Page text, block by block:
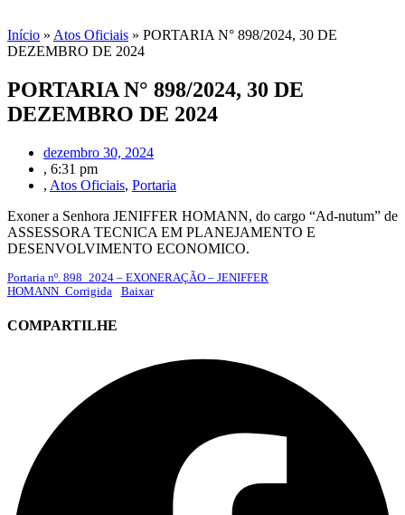
Início » Atos Oficiais » PORTARIA N° 898/2024, 30 DE
DEZEMBRO DE 2024
PORTARIA N° 898/2024, 30 DE
DEZEMBRO DE 2024
dezembro 30, 2024
, 6:31 pm
, Atos Oficiais, Portaria
Exoner a Senhora JENIFFER HOMANN, do cargo “Ad-nutum” de
ASSESSORA TECNICA EM PLANEJAMENTO E
DESENVOLVIMENTO ECONOMICO.
Portaria nº. 898_2024 – EXONERAÇÃO – JENIFFER
HOMANN_Corrigida
Baixar
COMPARTILHE